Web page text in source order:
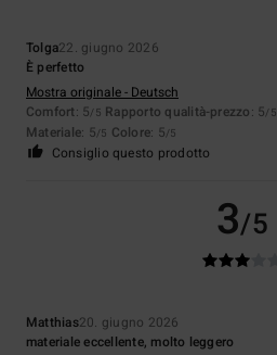
Tolga22. giugno 2026
È perfetto
Mostra originale - Deutsch
Comfort: 5/5 Rapporto qualità-prezzo: 5/5
Materiale: 5/5 Colore: 5/5
Consiglio questo prodotto
3/5
Matthias20. giugno 2026
materiale eccellente, molto leggero